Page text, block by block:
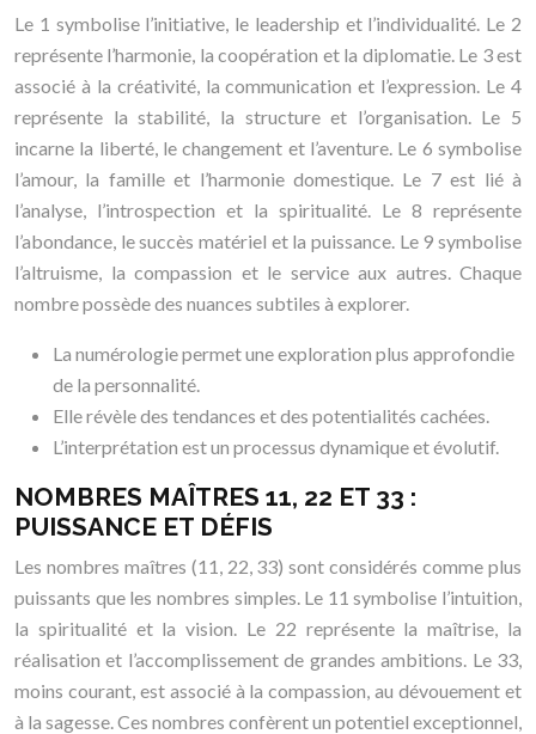
Le 1 symbolise l’initiative, le leadership et l’individualité. Le 2
représente l’harmonie, la coopération et la diplomatie. Le 3 est
associé à la créativité, la communication et l’expression. Le 4
représente la stabilité, la structure et l’organisation. Le 5
incarne la liberté, le changement et l’aventure. Le 6 symbolise
l’amour, la famille et l’harmonie domestique. Le 7 est lié à
l’analyse, l’introspection et la spiritualité. Le 8 représente
l’abondance, le succès matériel et la puissance. Le 9 symbolise
l’altruisme, la compassion et le service aux autres. Chaque
nombre possède des nuances subtiles à explorer.
La numérologie permet une exploration plus approfondie
de la personnalité.
Elle révèle des tendances et des potentialités cachées.
L’interprétation est un processus dynamique et évolutif.
NOMBRES MAÎTRES 11, 22 ET 33 :
PUISSANCE ET DÉFIS
Les nombres maîtres (11, 22, 33) sont considérés comme plus
puissants que les nombres simples. Le 11 symbolise l’intuition,
la spiritualité et la vision. Le 22 représente la maîtrise, la
réalisation et l’accomplissement de grandes ambitions. Le 33,
moins courant, est associé à la compassion, au dévouement et
à la sagesse. Ces nombres confèrent un potentiel exceptionnel,